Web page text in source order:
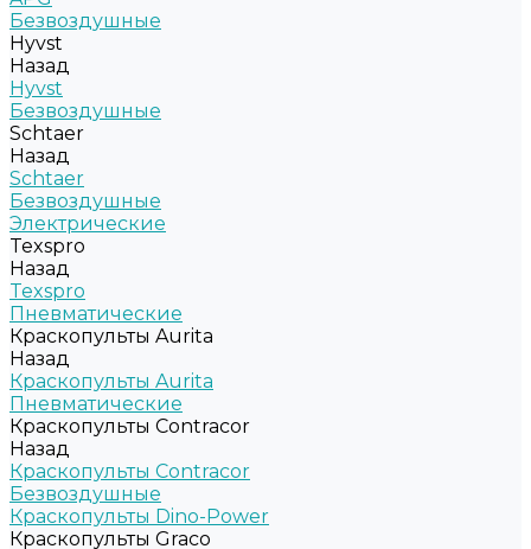
Безвоздушные
Hyvst
Назад
Hyvst
Безвоздушные
Schtaer
Назад
Schtaer
Безвоздушные
Электрические
Texspro
Назад
Texspro
Пневматические
Краскопульты Aurita
Назад
Краскопульты Aurita
Пневматические
Краскопульты Contracor
Назад
Краскопульты Contracor
Безвоздушные
Краскопульты Dino-Power
Краскопульты Graco